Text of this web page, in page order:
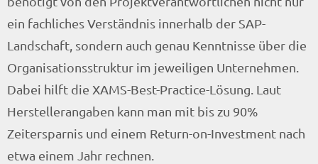
ein fachliches Verständnis innerhalb der SAP-
Landschaft, sondern auch genau Kenntnisse über die
Organisationsstruktur im jeweiligen Unternehmen.
Dabei hilft die XAMS-Best-Practice-Lösung. Laut
Herstellerangaben kann man mit bis zu 90%
Zeitersparnis und einem Return-on-Investment nach
etwa einem Jahr rechnen.